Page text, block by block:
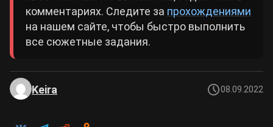
комментариях. Следите за прохождениями
на нашем сайте, чтобы быстро выполнить
все сюжетные задания.
Keira 08.09.2022